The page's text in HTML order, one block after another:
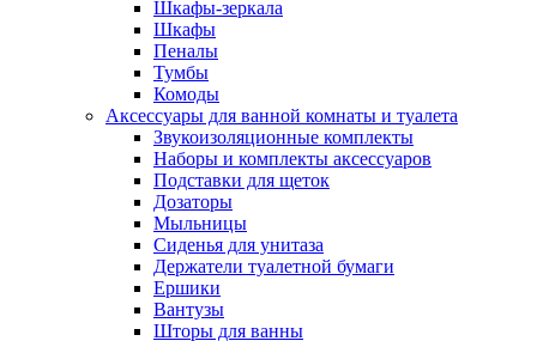
Шкафы-зеркала
Шкафы
Пеналы
Тумбы
Комоды
Аксессуары для ванной комнаты и туалета
Звукоизоляционные комплекты
Наборы и комплекты аксессуаров
Подставки для щеток
Дозаторы
Мыльницы
Сиденья для унитаза
Держатели туалетной бумаги
Ершики
Вантузы
Шторы для ванны